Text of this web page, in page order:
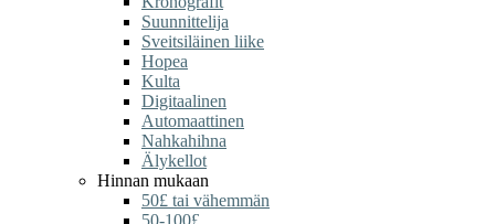
Suunnittelija
Sveitsiläinen liike
Hopea
Kulta
Digitaalinen
Automaattinen
Nahkahihna
Älykellot
Hinnan mukaan
50£ tai vähemmän
50-100£